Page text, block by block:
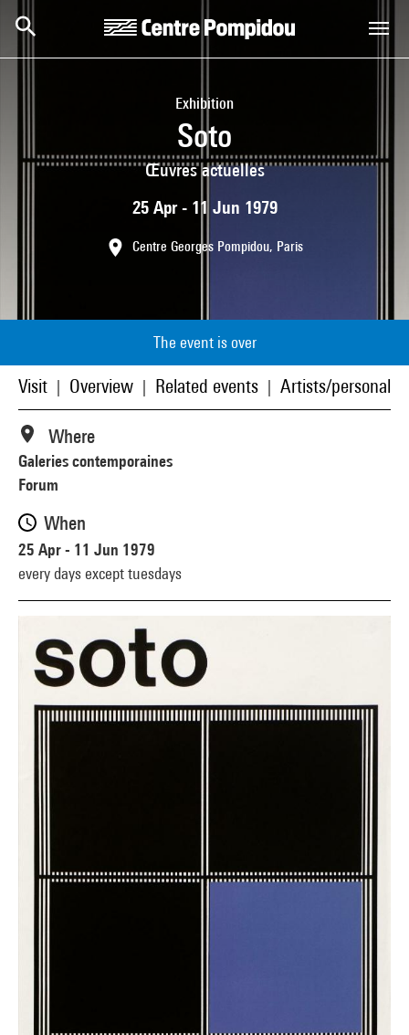
Exhibition
Soto
Œuvres actuelles
25 Apr - 11 Jun 1979
Centre Georges Pompidou, Paris
The event is over
Visit Overview Related events Artists/
Where
Galeries contemporaines
Forum
When
25 Apr - 11 Jun 1979
every days except tuesdays